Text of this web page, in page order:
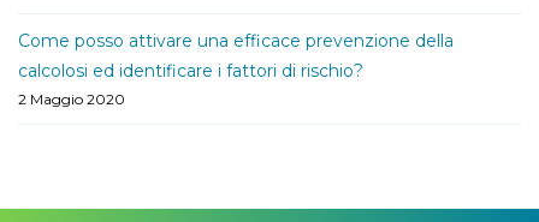
Come posso attivare una efficace prevenzione della
calcolosi ed identificare i fattori di rischio?
2 Maggio 2020